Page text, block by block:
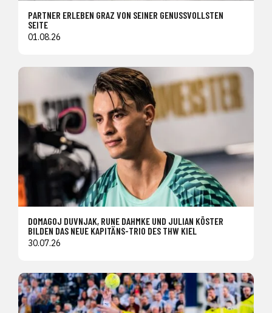
PARTNER ERLEBEN GRAZ VON SEINER GENUSSVOLLSTEN
SEITE
01.08.26
DOMAGOJ DUVNJAK, RUNE DAHMKE UND JULIAN KÖSTER
BILDEN DAS NEUE KAPITÄNS-TRIO DES THW KIEL
30.07.26